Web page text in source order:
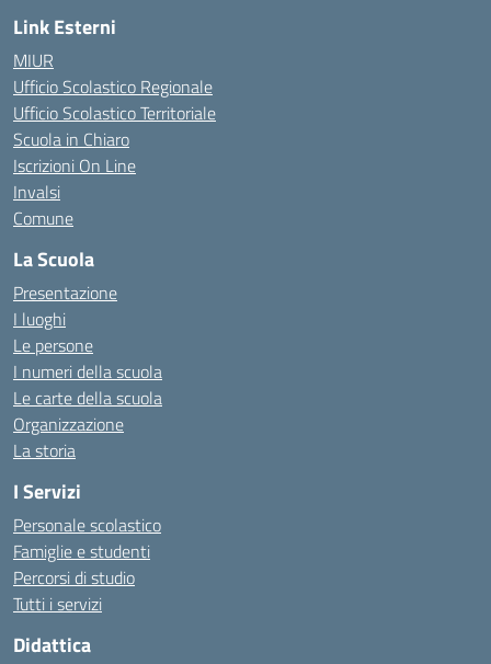
Link Esterni
MIUR
Ufficio Scolastico Regionale
Ufficio Scolastico Territoriale
Scuola in Chiaro
Iscrizioni On Line
Invalsi
Comune
La Scuola
Presentazione
I luoghi
Le persone
I numeri della scuola
Le carte della scuola
Organizzazione
La storia
I Servizi
Personale scolastico
Famiglie e studenti
Percorsi di studio
Tutti i servizi
Didattica